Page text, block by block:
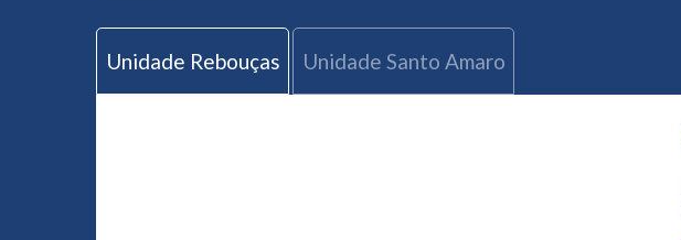
Unidade Rebouças Unidade Santo Amaro